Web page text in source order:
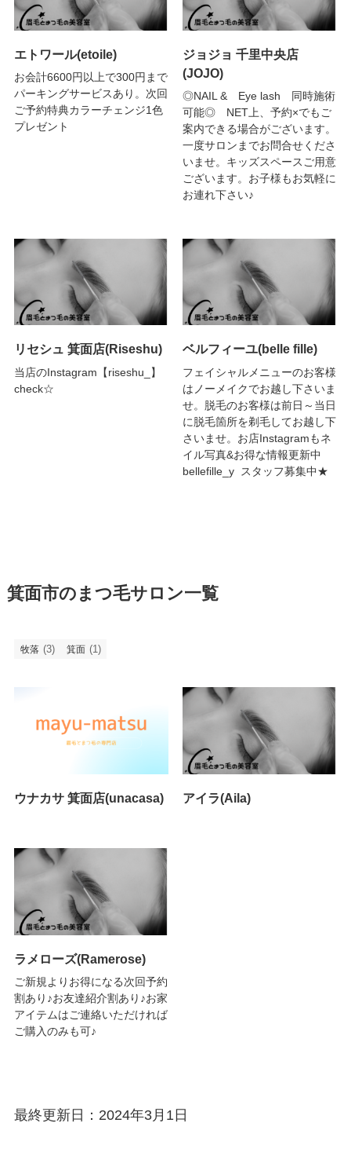
エトワール(etoile)
お会計6600円以上で300円まで
パーキングサービスあり。次回
ご予約特典カラーチェンジ1色
プレゼント
ジョジョ 千里中央店
(JOJO)
◎NAIL & Eye lash 同時施術
可能◎ NET上、予約×でもご
案内できる場合がございます。
一度サロンまでお問合せくださ
いませ。キッズスペースご用意
ございます。お子様もお気軽に
お連れ下さい♪
リセシュ 箕面店(Riseshu)
当店のInstagram【riseshu_】
check☆
ベルフィーユ(belle fille)
フェイシャルメニューのお客様
はノーメイクでお越し下さいま
せ。脱毛のお客様は前日～当日
に脱毛箇所を剃毛してお越し下
さいませ。お店Instagramもネ
イル写真&お得な情報更新中
bellefille_y スタッフ募集中★
箕面市のまつ毛サロン一覧
牧落 (3) 箕面 (1)
ウナカサ 箕面店(unacasa) アイラ(Aila)
ラメローズ(Ramerose)
ご新規よりお得になる次回予約
割あり♪お友達紹介割あり♪お家
アイテムはご連絡いただければ
ご購入のみも可♪
最終更新日：2024年3月1日